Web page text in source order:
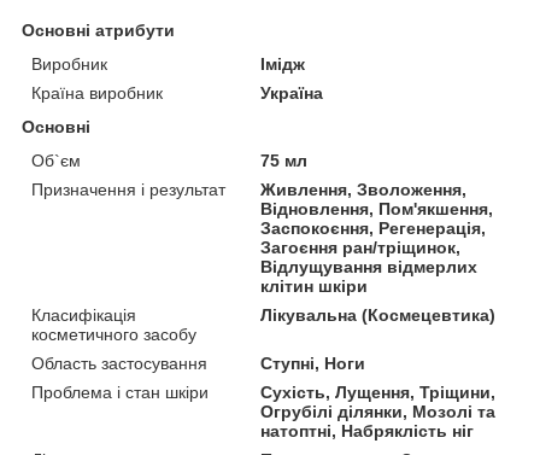
Основні атрибути
Виробник
Імідж
Країна виробник
Україна
Основні
Об`єм
75 мл
Призначення і результат
Живлення, Зволоження,
Відновлення, Пом'якшення,
Заспокоєння, Регенерація,
Загоєння ран/тріщинок,
Відлущування відмерлих
клітин шкіри
Класифікація
косметичного засобу
Лікувальна (Космецевтика)
Область застосування
Ступні, Ноги
Проблема і стан шкіри
Сухість, Лущення, Тріщини,
Огрубілі ділянки, Мозолі та
натоптні, Набряклість ніг